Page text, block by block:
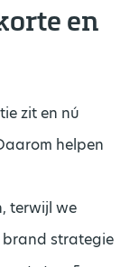
en
zit en nú
helpen
terwijl we
brand strategie